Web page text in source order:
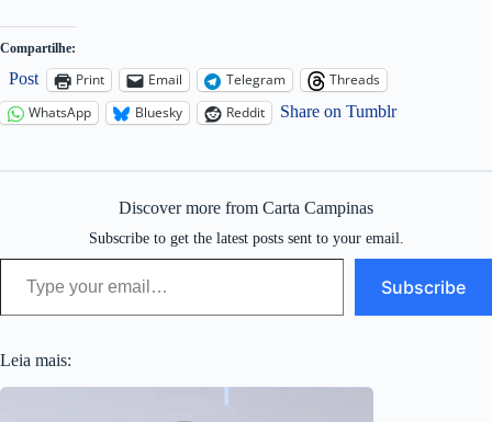
Compartilhe:
Post Print Email Telegram
Threads
WhatsApp
Bluesky Reddit Share on Tumblr
Discover more from Carta Campinas
Subscribe to get the latest posts sent to your email.
Type your email…
Subscribe
Leia mais: